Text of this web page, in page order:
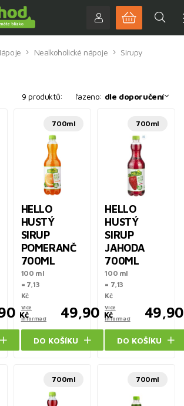
Nealkoholické nápoje Sirupy
9 produktů: řazeno: dle doporučení
Kč
700ml
HELLO
HUSTÝ
SIRUP
POMERANČ
700ML
100 ml
= 7,13
Kč
Více
informací
49,90 Kč
DO KOŠÍKU
700ml
HELLO
HUSTÝ
SIRUP
JAHODA
700ML
100 ml
= 7,13
Kč
Více
informací
49,90
DO KOŠÍKU
700ml 700ml